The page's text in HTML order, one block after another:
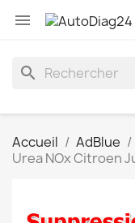

search
Accueil AdBlue
Urea NOx Citroen